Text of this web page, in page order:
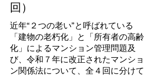
回）
近年“２つの老い”と呼ばれている
「建物の老朽化」と「所有者の高齢
化」によるマンション管理問題及
び、令和７年に改正されたマンショ
ン関係法について、全４回に分けて